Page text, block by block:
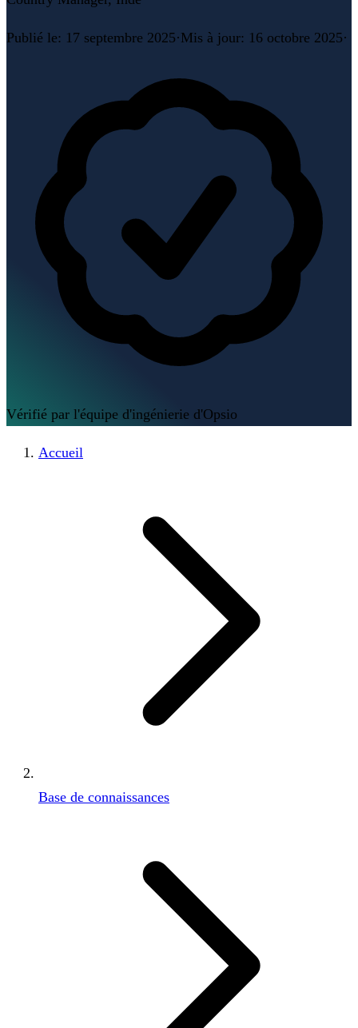
Publié le: 17 septembre 2025·Mis à jour: 16 octobre 2025·
Vérifié par l'équipe d'ingénierie d'Opsio
Accueil
Base de connaissances